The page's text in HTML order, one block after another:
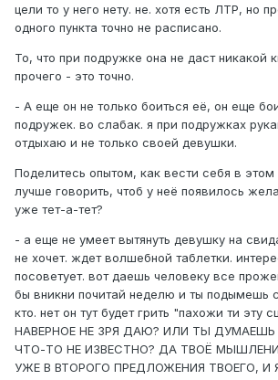
цели то у него нету. не. хотя есть ЛТР, но
одного пункта точно не расписано.
То, что при подружке она не даст никакой
прочего - это точно.
- А еще он не только боиться её, он еще
подружек. во слабак. я при подружках
отдыхаю и не только своей девушки.
Поделитесь опытом, как вести себя в
лучше говорить, чтоб у неё появилось
уже тет-а-тет?
- а еще не умеет вытянуть девушку на
не хочет. ждет волшебной таблетки.
посоветует. вот даешь человеку все
бы вникни почитай неделю и ты подымешь
кто. нет он тут будет грить "пахожи ти эту
НАВЕРНОЕ НЕ ЗРЯ ДАЮ? ИЛИ ТЫ ДУМАЕШЬ
ЧТО-ТО НЕ ИЗВЕСТНО? ДА ТВОЁ
УЖЕ В ВТОРОГО ПРЕДЛОЖЕНИЯ ТВОЕГО, И